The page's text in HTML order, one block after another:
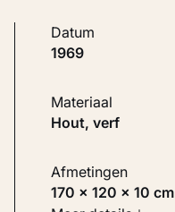
Datum
1969
Materiaal
Hout, verf
Afmetingen
170 × 120 × 10 cm